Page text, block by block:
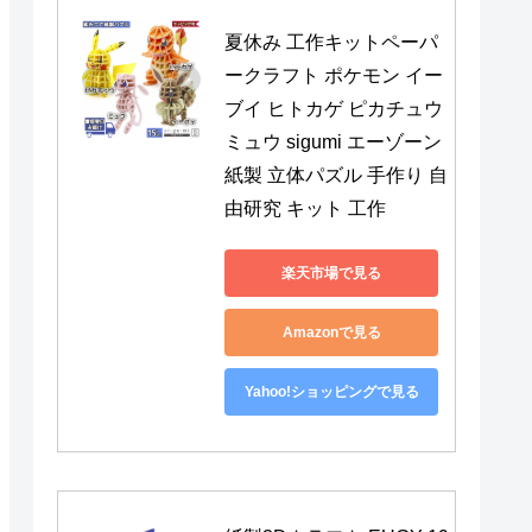
夏休み 工作キットペーパ
ークラフト ポケモン イー
ブイ ヒトカゲ ピカチュウ
ミュウ sigumi エーゾーン
紙製 立体パズル 手作り 自
由研究 キット 工作
楽天市場で見る
Amazonで見る
Yahoo!ショッピングで見る